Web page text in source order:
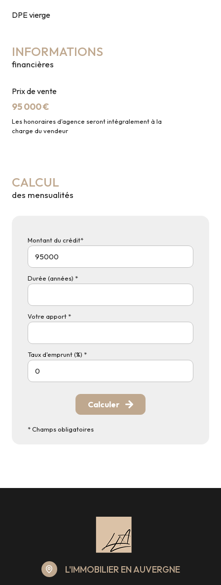
DPE vierge
INFORMATIONS
financières
Prix de vente
95 000 €
Les honoraires d'agence seront intégralement à la
charge du vendeur
CALCUL
des mensualités
Montant du crédit*
Durée (années) *
Votre apport *
Taux d'emprunt (%) *
Calculer
* Champs obligatoires
L'IMMOBILIER EN AUVERGNE